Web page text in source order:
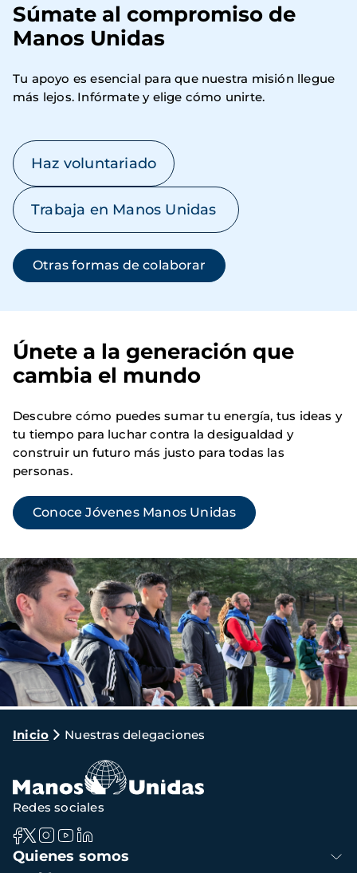
Súmate al compromiso de
Manos Unidas
Tu apoyo es esencial para que nuestra misión llegue
más lejos. Infórmate y elige cómo unirte.
Haz voluntariado
Trabaja en Manos Unidas
Otras formas de colaborar
Imagen
Únete a la generación que
cambia el mundo
Descubre cómo puedes sumar tu energía, tus ideas y
tu tiempo para luchar contra la desigualdad y
construir un futuro más justo para todas las
personas.
Conoce Jóvenes Manos Unidas
Ruta
navegación
Inicio Nuestras delegaciones
Navegación
principal
Quienes somos
Redes sociales